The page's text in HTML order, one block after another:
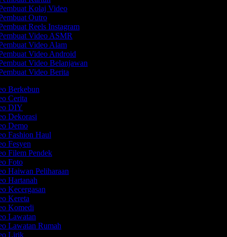
Kolaj Video
Outro
Reels Instagram
Video ASMR
Video Alam
Video Android
Video Belanjawan
Video Berita
Berkebun
Cerita
DIY
Dekorasi
Demo
Fashion Haul
Fesyen
Filem Pendek
Foto
Haiwan Peliharaan
Hartanah
Kecergasan
Kereta
Komedi
Lawatan
Lawatan Rumah
Lirik